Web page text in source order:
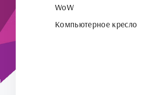
WoW
Компьютерное кресло